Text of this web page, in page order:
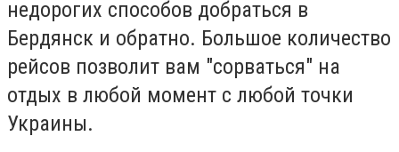
недорогих способов добраться в
Бердянск и обратно. Большое количество
рейсов позволит вам "сорваться" на
отдых в любой момент с любой точки
Украины.